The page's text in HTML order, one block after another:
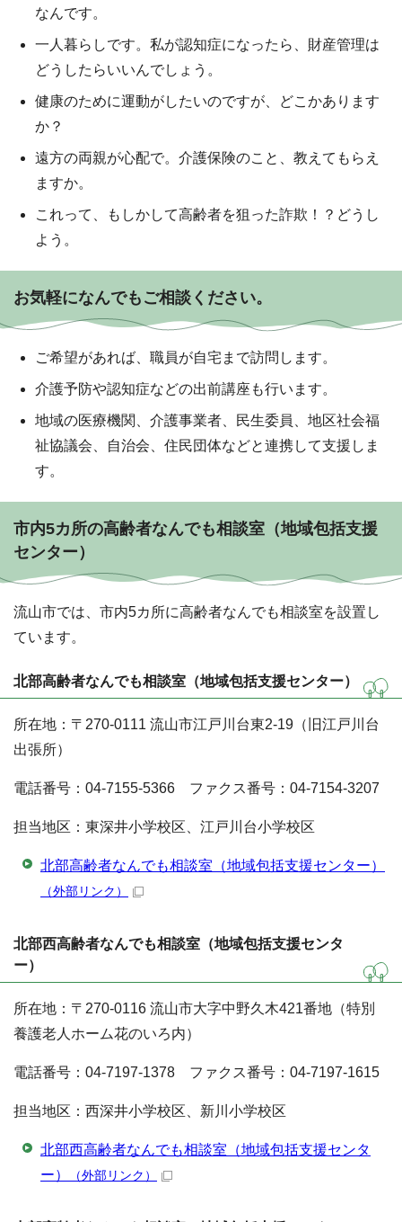
なんです。
一人暮らしです。私が認知症になったら、財産管理は
どうしたらいいんでしょう。
健康のために運動がしたいのですが、どこかあります
か？
遠方の両親が心配で。介護保険のこと、教えてもらえ
ますか。
これって、もしかして高齢者を狙った詐欺！？どうし
よう。
お気軽になんでもご相談ください。
ご希望があれば、職員が自宅まで訪問します。
介護予防や認知症などの出前講座も行います。
地域の医療機関、介護事業者、民生委員、地区社会福
祉協議会、自治会、住民団体などと連携して支援しま
す。
市内5カ所の高齢者なんでも相談室（地域包括支援
センター）
流山市では、市内5カ所に高齢者なんでも相談室を設置し
ています。
北部高齢者なんでも相談室（地域包括支援センター）
所在地：〒270-0111 流山市江戸川台東2-19（旧江戸川台
出張所）
電話番号：04-7155-5366 ファクス番号：04-7154-3207
担当地区：東深井小学校区、江戸川台小学校区
北部高齢者なんでも相談室（地域包括支援センター）
（外部リンク）
北部西高齢者なんでも相談室（地域包括支援センタ
ー）
所在地：〒270-0116 流山市大字中野久木421番地（特別
養護老人ホーム花のいろ内）
電話番号：04-7197-1378 ファクス番号：04-7197-1615
担当地区：西深井小学校区、新川小学校区
北部西高齢者なんでも相談室（地域包括支援センタ
ー）
（外部リンク）